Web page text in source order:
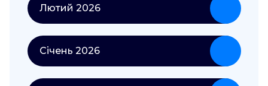
Лютий 2026
Січень 2026